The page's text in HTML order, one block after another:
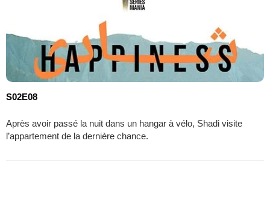
S02E08
Après avoir passé la nuit dans un hangar à vélo, Shadi visite
l’appartement de la dernière chance.